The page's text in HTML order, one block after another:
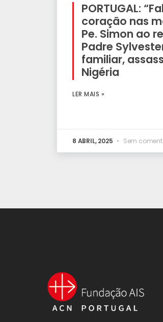
PORTUGAL:
coração nas
Pe. Simon ao
Padre
familiar,
Nigéria
LER MAIS »
8 ABRIL, 2025 Sem